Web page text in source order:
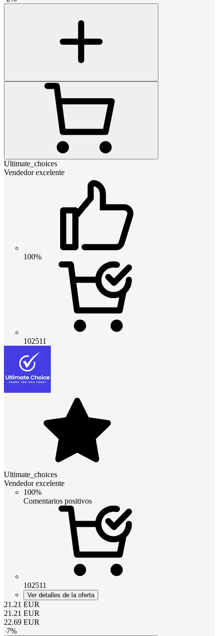
Ultimate_choices
Vendedor excelente
100%
102511
Ultimate_choices
Vendedor excelente
100%
Comentarios positivos
102511
Ver detalles de la oferta
21.21 EUR
21.21 EUR
22.69 EUR
-7%